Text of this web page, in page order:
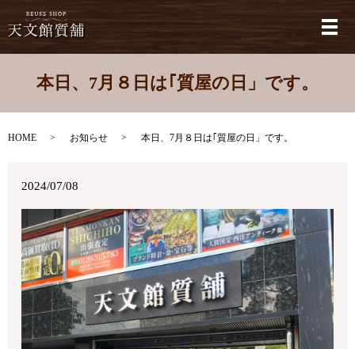
メ
本日、7月８日は｢質屋の日」です。
HOME お知らせ 本日、7月８日は｢質屋の日」です。
2024/07/08